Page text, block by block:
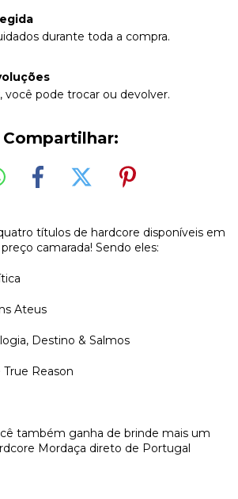
durante toda a compra.
você pode trocar ou devolver.
Compartilhar:
títulos de hardcore disponíveis em
camarada! Sendo eles:
Ateus
Destino & Salmos
Reason
também ganha de brinde mais um
Mordaça direto de Portugal